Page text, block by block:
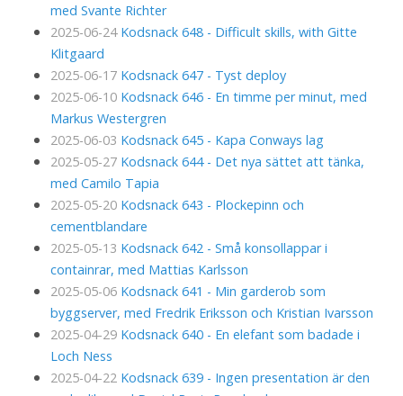
med Svante Richter
2025-06-24 Kodsnack 648 - Difficult skills, with Gitte
Klitgaard
2025-06-17 Kodsnack 647 - Tyst deploy
2025-06-10 Kodsnack 646 - En timme per minut, med
Markus Westergren
2025-06-03 Kodsnack 645 - Kapa Conways lag
2025-05-27 Kodsnack 644 - Det nya sättet att tänka,
med Camilo Tapia
2025-05-20 Kodsnack 643 - Plockepinn och
cementblandare
2025-05-13 Kodsnack 642 - Små konsollappar i
containrar, med Mattias Karlsson
2025-05-06 Kodsnack 641 - Min garderob som
byggserver, med Fredrik Eriksson och Kristian Ivarsson
2025-04-29 Kodsnack 640 - En elefant som badade i
Loch Ness
2025-04-22 Kodsnack 639 - Ingen presentation är den